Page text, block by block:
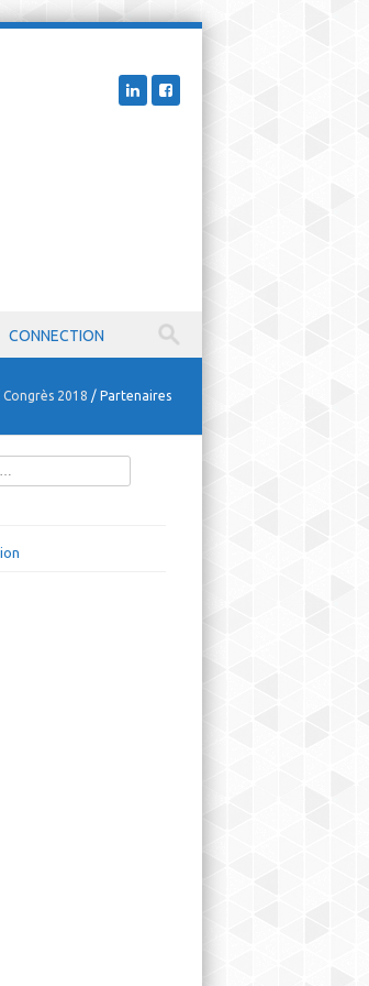
CONNECTION
Congrès 2018 / Partenaires